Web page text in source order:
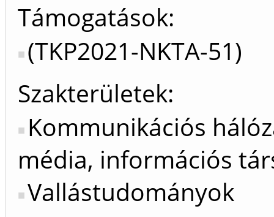
Támogatások:
(TKP2021-NKTA-51)
Szakterületek:
Kommunikációs
média, információs
Vallástudományok